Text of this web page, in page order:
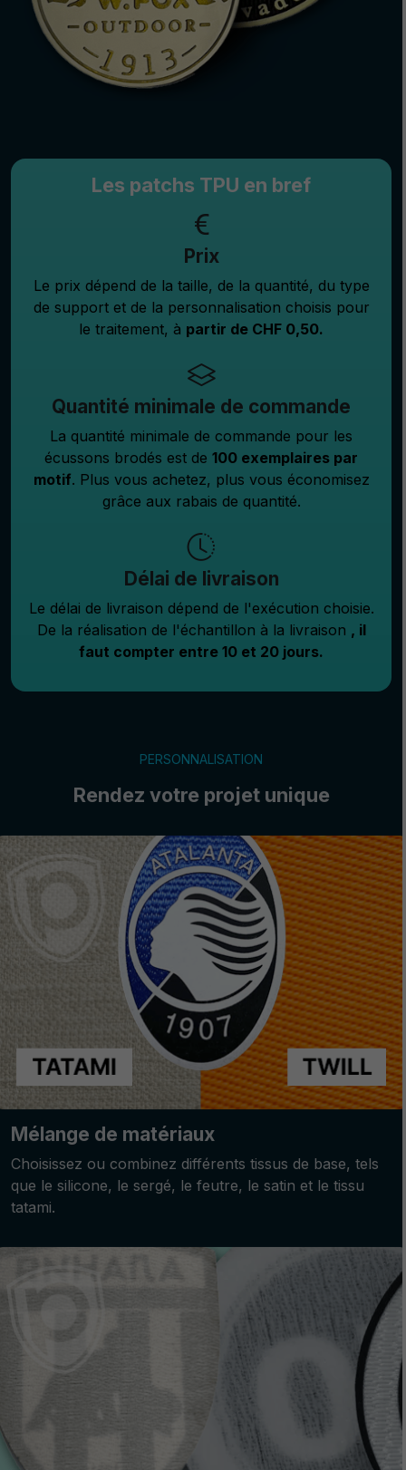
Les patchs TPU en bref
Prix
Le prix dépend de la taille, de la quantité, du type
de support et de la personnalisation choisis pour
le traitement, à partir de CHF 0,50.
Quantité minimale de commande
La quantité minimale de commande pour les
écussons brodés est de 100 exemplaires par
motif. Plus vous achetez, plus vous économisez
grâce aux rabais de quantité.
Délai de livraison
Le délai de livraison dépend de l'exécution choisie.
De la réalisation de l'échantillon à la livraison , il
faut compter entre 10 et 20 jours.
PERSONNALISATION
Rendez votre projet unique
Mélange de matériaux
Choisissez ou combinez différents tissus de base, tels
que le silicone, le sergé, le feutre, le satin et le tissu
tatami.